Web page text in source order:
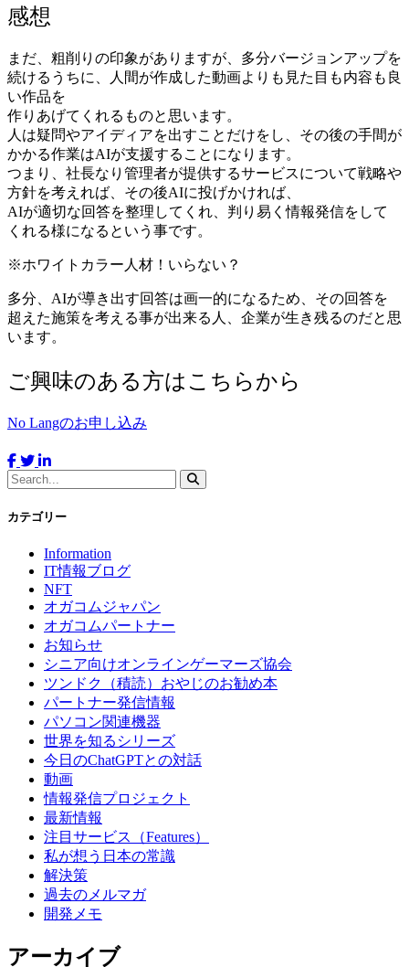
感想
まだ、粗削りの印象がありますが、多分バージョンアップを
続けるうちに、人間が作成した動画よりも見た目も内容も良
い作品を
作りあげてくれるものと思います。
人は疑問やアイディアを出すことだけをし、その後の手間が
かかる作業はAIが支援することになります。
つまり、社長なり管理者が提供するサービスについて戦略や
方針を考えれば、その後AIに投げかければ、
AIが適切な回答を整理してくれ、判り易く情報発信をして
くれる様になるという事です。
※ホワイトカラー人材！いらない？
多分、AIが導き出す回答は画一的になるため、その回答を
超えた施策を考える事が出来る人、企業が生き残るのだと思
います。
ご興味のある方はこちらから
No Langのお申し込み
カテゴリー
Information
IT情報ブログ
NFT
オガコムジャパン
オガコムパートナー
お知らせ
シニア向けオンラインゲーマーズ協会
ツンドク（積読）おやじのお勧め本
パートナー発信情報
パソコン関連機器
世界を知るシリーズ
今日のChatGPTとの対話
動画
情報発信プロジェクト
最新情報
注目サービス（Features）
私が想う日本の常識
解決策
過去のメルマガ
開発メモ
アーカイブ